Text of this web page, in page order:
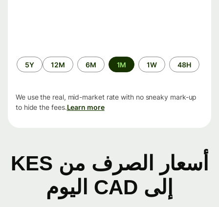
الفترة
الزمنية
48H
1W
1M
6M
12M
5Y
We use the real, mid-market rate with no sneaky mark-up
to hide the fees.Learn more
أسعار الصرف من KES
إلى CAD اليوم